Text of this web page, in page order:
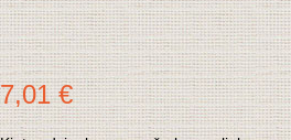
7,01 €